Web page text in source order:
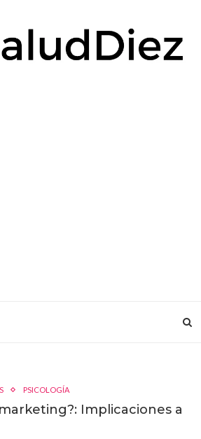
PSICOLOGÍA
Implicaciones a